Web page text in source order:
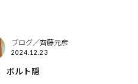
ブログ／齊藤元彦
2024.12.23
ボルト隠